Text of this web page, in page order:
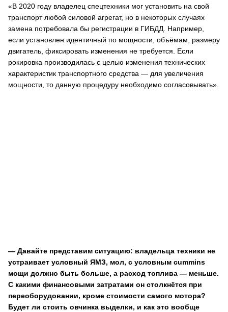
«В 2020 году владелец спецтехники мог установить на свой
транспорт любой силовой агрегат, но в некоторых случаях
замена потребовала бы регистрации в ГИБДД. Например,
если установлен идентичный по мощности, объёмам, размеру
двигатель, фиксировать изменения не требуется. Если
рокировка производилась с целью изменения технических
характеристик транспортного средства — для увеличения
мощности, то данную процедуру необходимо согласовывать».
— Давайте представим ситуацию: владельца техники не
устраивает условный ЯМЗ, мол, с условным cummins
мощи должно быть больше, а расход топлива — меньше.
С какими финансовыми затратами он столкнётся при
переоборудовании, кроме стоимости самого мотора?
Будет ли стоить овчинка выделки, и как это вообще